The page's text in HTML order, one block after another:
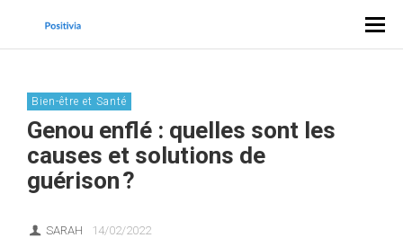
Bien-être et Santé
Genou enflé : quelles sont les
causes et solutions de
guérison ?
SARAH 14/02/2022